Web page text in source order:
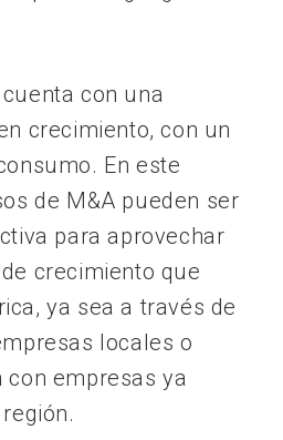
con una
crecimiento, con un
En este
de M&A pueden ser
para aprovechar
crecimiento que
ya sea a través de
locales o
empresas ya